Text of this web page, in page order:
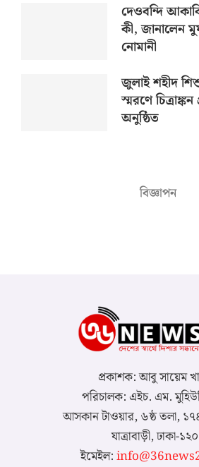
দেওবন্দি
কী, জানালেন
নোমানী
জুলাই শহীদ
স্মরণে
অনুষ্ঠিত
বিজ্ঞাপন
প্রকাশক: আবু সায়েম
পরিচালক: এইচ. এম.
আসকান টাওয়ার, ৬ষ্ঠ তলা,
যাত্রাবাড়ী, ঢাকা-
ইমেইল: